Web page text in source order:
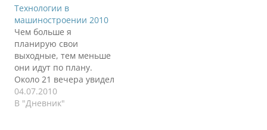
красавца молодого
человека. Вымотался в
ноль, не думал, что
нажимание на кнопку
спуска затвора может
так расходовать силы.
Еще лучше стал
понимать, что все
легко…
Технологии в
машиностроении 2010
Чем больше я
планирую свои
выходные, тем меньше
они идут по плану.
Около 21 вечера увидел
в интернете рекламу
международного
04.07.2010
В "Дневник"